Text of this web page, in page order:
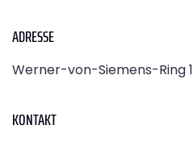
ADRESSE
Werner-von-Siemens-Ring
KONTAKT